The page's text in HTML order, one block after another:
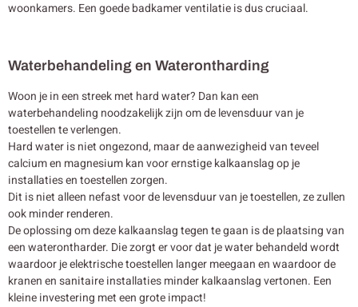
woonkamers. Een goede badkamer ventilatie is dus cruciaal.
Waterbehandeling en Waterontharding
Woon je in een streek met hard water? Dan kan een
waterbehandeling noodzakelijk zijn om de levensduur van je
toestellen te verlengen.
Hard water is niet ongezond, maar de aanwezigheid van teveel
calcium en magnesium kan voor ernstige kalkaanslag op je
installaties en toestellen zorgen.
Dit is niet alleen nefast voor de levensduur van je toestellen, ze zullen
ook minder renderen.
De oplossing om deze kalkaanslag tegen te gaan is de plaatsing van
een waterontharder. Die zorgt er voor dat je water behandeld wordt
waardoor je elektrische toestellen langer meegaan en waardoor de
kranen en sanitaire installaties minder kalkaanslag vertonen. Een
kleine investering met een grote impact!